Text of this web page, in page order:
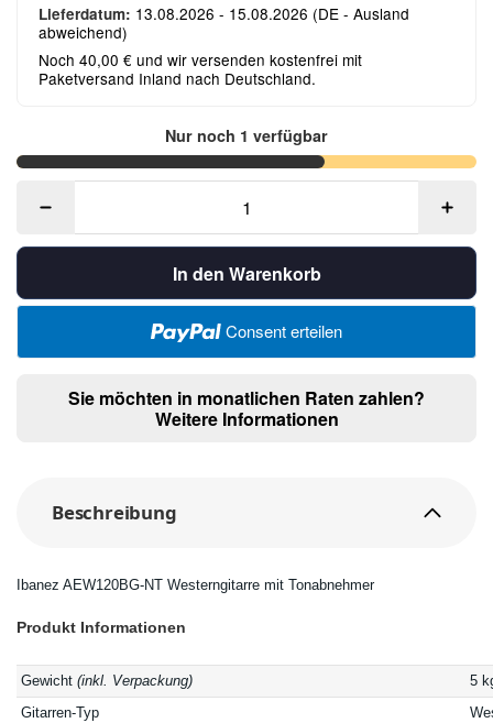
Lieferdatum: 13.08.2026 - 15.08.2026 (DE - Ausland
abweichend)
Noch 40,00 € und wir versenden kostenfrei mit
Paketversand Inland nach Deutschland.
Nur noch 1 verfügbar
In den Warenkorb
Consent erteilen
Sie möchten in monatlichen Raten zahlen?
Weitere Informationen
Beschreibung
Ibanez AEW120BG-NT Westerngitarre mit Tonabnehmer
Produkt Informationen
Gewicht (inkl. Verpackung)
5
Gitarren-Typ